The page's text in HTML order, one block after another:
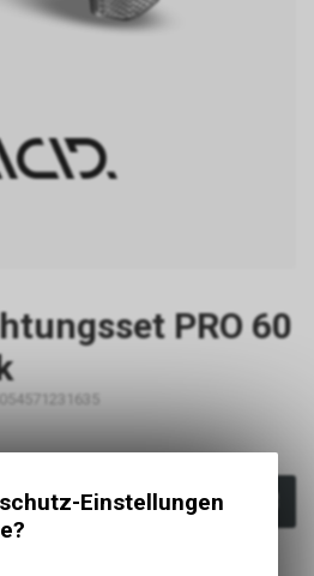
PRO 60
In den WarenkorbEinstellungen